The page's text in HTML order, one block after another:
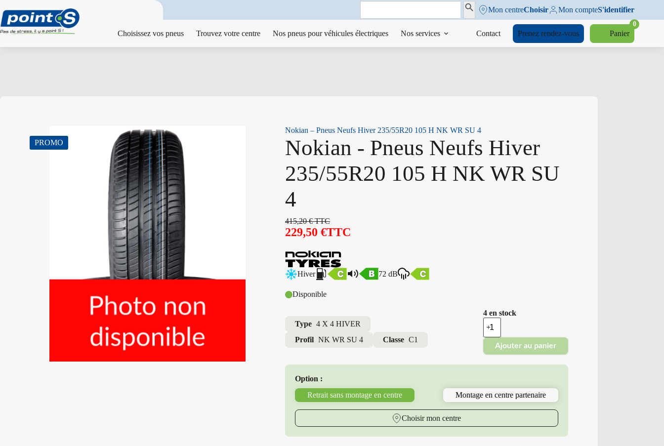
au
contenu
Search
Search ButtonMon centreChoisir Mon compteS'identifier
Choisissez vos pneus Trouvez votre centre Nos pneus pour véhicules électriques Nos services Contact Prenez rendez-vous Panier
0
PROMO
Nokian – Pneus Neufs Hiver 235/55R20 105 H NK WR SU 4
Nokian - Pneus Neufs Hiver
235/55R20 105 H NK WR SU
4
415,20€TTC
229,50€TTC
Hiver 72 dB
Disponible
Type 4 X 4 HIVER
Profil NK WR SU 4 Classe C1
4 en stock
quantité
de
Nokian
Pneus
Neufs
105
H
Ajouter au panier
Option :
Retrait sans montage en centre
Montage en centre partenaire
Choisir mon centre